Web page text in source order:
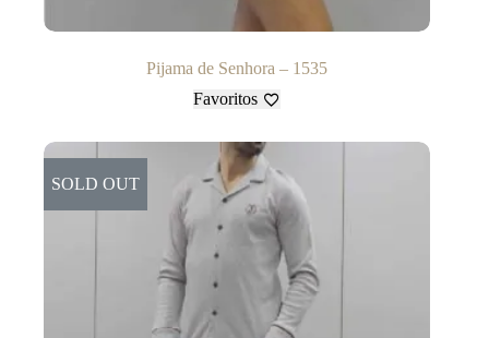
Pijama de Senhora – 1535
Favoritos
SOLD OUT